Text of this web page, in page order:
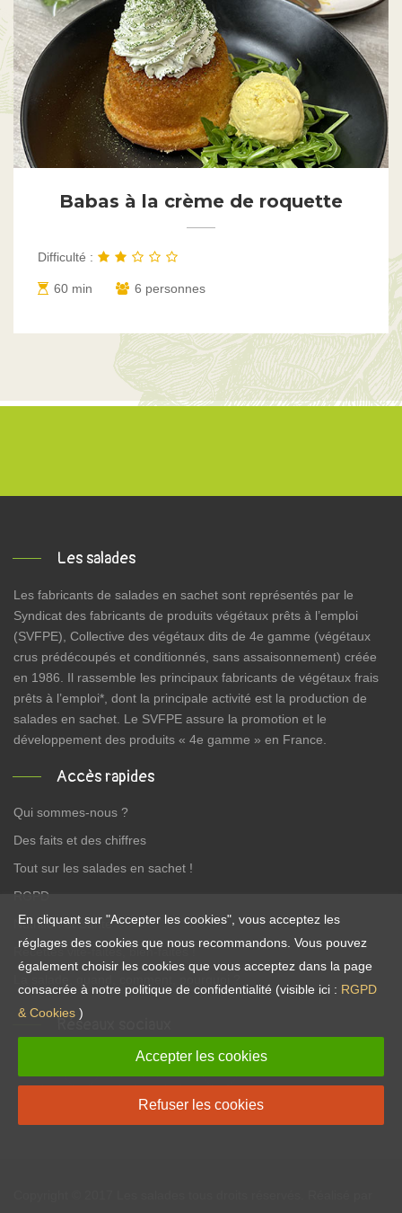
Babas à la crème de roquette
Difficulté :
60 min 6 personnes
Les salades
Les fabricants de salades en sachet sont représentés par le
Syndicat des fabricants de produits végétaux prêts à l’emploi
(SVFPE), Collective des végétaux dits de 4e gamme (végétaux
crus prédécoupés et conditionnés, sans assaisonnement) créée
en 1986. Il rassemble les principaux fabricants de végétaux frais
prêts à l’emploi*, dont la principale activité est la production de
salades en sachet. Le SVFPE assure la promotion et le
développement des produits « 4e gamme » en France.
Accès rapides
Qui sommes-nous ?
Des faits et des chiffres
Tout sur les salades en sachet !
RGPD
Nutrition et Santé
Recettes vite-faites, bien-faites !
Réseaux sociaux
En cliquant sur "Accepter les cookies", vous acceptez les
réglages des cookies que nous recommandons. Vous pouvez
également choisir les cookies que vous acceptez dans la page
consacrée à notre politique de confidentialité (visible ici : RGPD
& Cookies )
Accepter les cookies
Refuser les cookies